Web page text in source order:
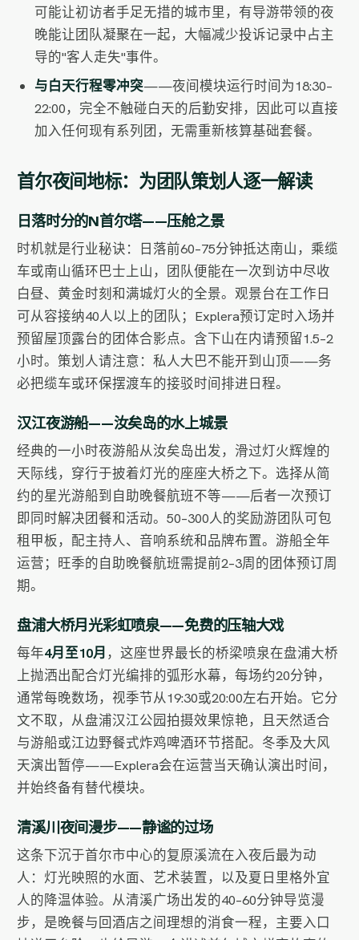
可能让初访者手足无措的城市里，有导游带领的夜
晚能让团队凝聚在一起，大幅减少投诉记录中占主
导的"客人走失"事件。
与白天行程零冲突——夜间模块运行时间为18:30–
22:00，完全不触碰白天的后勤安排，因此可以直接
加入任何现有系列团，无需重新核算基础套餐。
首尔夜间地标：为团队策划人逐一解读
日落时分的N首尔塔——压舱之景
时机就是行业秘诀：日落前60–75分钟抵达南山，乘缆
车或南山循环巴士上山，团队便能在一次到访中尽收
白昼、黄金时刻和满城灯火的全景。观景台在工作日
可从容接纳40人以上的团队；Explera预订定时入场并
预留屋顶露台的团体合影点。含下山在内请预留1.5–2
小时。策划人请注意：私人大巴不能开到山顶——务
必把缆车或环保摆渡车的接驳时间排进日程。
汉江夜游船——汝矣岛的水上城景
经典的一小时夜游船从汝矣岛出发，滑过灯火辉煌的
天际线，穿行于披着灯光的座座大桥之下。选择从简
约的星光游船到自助晚餐航班不等——后者一次预订
即同时解决团餐和活动。50–300人的奖励游团队可包
租甲板，配主持人、音响系统和品牌布置。游船全年
运营；旺季的自助晚餐航班需提前2–3周的团体预订周
期。
盘浦大桥月光彩虹喷泉——免费的压轴大戏
每年4月至10月 ，这座世界最长的桥梁喷泉在盘浦大桥
上抛洒出配合灯光编排的弧形水幕，每场约20分钟，
通常每晚数场，视季节从19:30或20:00左右开始。它分
文不取，从盘浦汉江公园拍摄效果惊艳，且天然适合
与游船或江边野餐式炸鸡啤酒环节搭配。冬季及大风
天演出暂停——Explera会在运营当天确认演出时间，
并始终备有替代模块。
清溪川夜间漫步——静谧的过场
这条下沉于首尔市中心的复原溪流在入夜后最为动
人：灯光映照的水面、艺术装置，以及夏日里格外宜
人的降温体验。从清溪广场出发的40–60分钟导览漫
步，是晚餐与回酒店之间理想的消食一程，主要入口